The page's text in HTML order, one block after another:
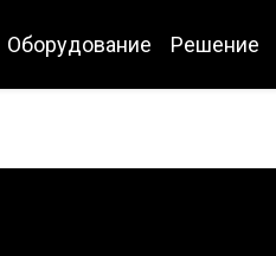
Оборудование Решение